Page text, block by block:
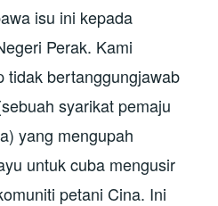
isu ini kepada
Perak. Kami
tidak bertanggungjawab
syarikat pemaju
yang mengupah
untuk cuba mengusir
petani Cina. Ini